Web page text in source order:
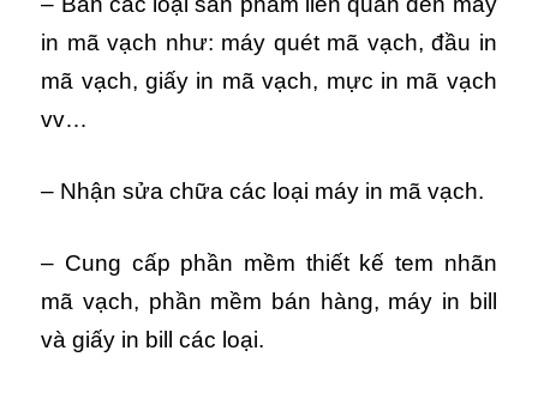
in mã vạch như: máy quét mã vạch, đầu in
mã vạch, giấy in mã vạch, mực in mã vạch
vv…
– Nhận sửa chữa các loại máy in mã vạch.
– Cung cấp phần mềm thiết kế tem nhãn
mã vạch, phần mềm bán hàng, máy in bill
và giấy in bill các loại.